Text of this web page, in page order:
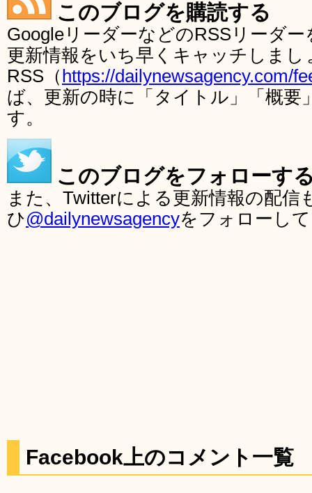
このブログを購読する
GoogleリーダーなどのRSSリーダ
更新情報をいち早くキャッチしま
RSS（ https://dailynewsagency.com/
ば、更新の時に「タイトル」「概要
す。
このブログをフォローす
また、Twitterによる更新情報の配
ひ@dailynewsagencyをフォローし
Facebook上のコメント一覧